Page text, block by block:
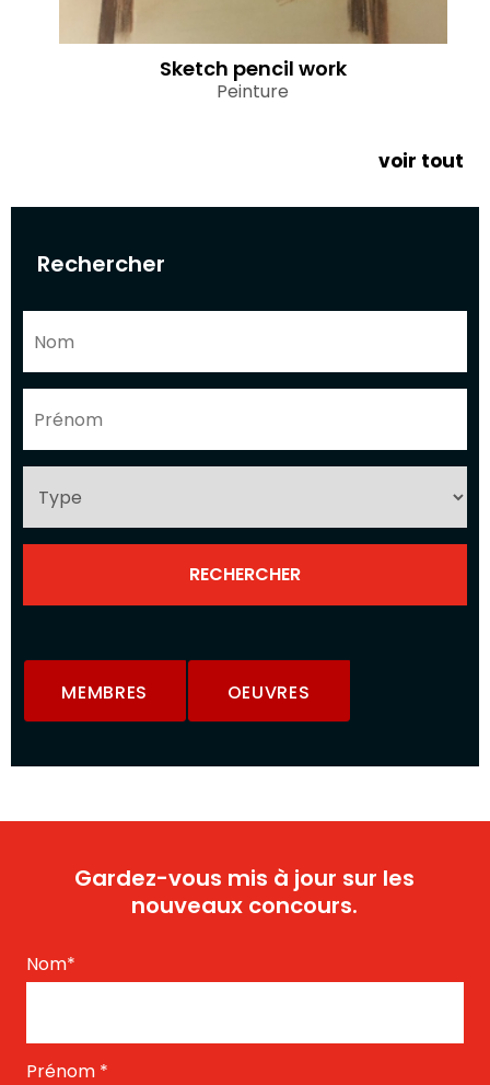
Rechercher
MEMBRES OEUVRES
Sketch pencil work
Peinture
voir tout
Gardez-vous mis à jour sur les
nouveaux concours.
Nom*
Prénom *